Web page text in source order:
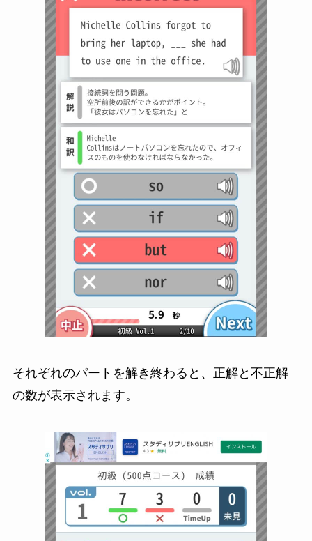
それぞれのパートを解き終わると、正解と不正解
の数が表示されます。